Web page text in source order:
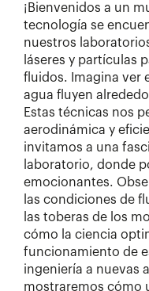
¡Bienvenidos a un
tecnología se
nuestros
láseres y partículas
fluidos. Imagina ver
agua fluyen
Estas técnicas nos
aerodinámica y
invitamos a una
laboratorio, donde
emocionantes.
las condiciones de
las toberas de los
cómo la ciencia
funcionamiento de
ingeniería a nuevas
mostraremos cómo